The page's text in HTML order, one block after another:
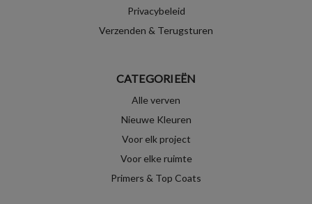
Privacybeleid
Verzenden & Terugsturen
CATEGORIEËN
Alle verven
Nieuwe Kleuren
Voor elk project
Voor elke ruimte
Primers & Top Coats